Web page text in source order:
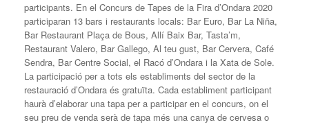
participants. En el Concurs de Tapes de la Fira d’Ondara 2020
participaran 13 bars i restaurants locals: Bar Euro, Bar La Niña,
Bar Restaurant Plaça de Bous, Allí Baix Bar, Tasta’m,
Restaurant Valero, Bar Gallego, Al teu gust, Bar Cervera, Café
Sendra, Bar Centre Social, el Racó d’Ondara i la Xata de Sole.
La participació per a tots els establiments del sector de la
restauració d’Ondara és gratuïta. Cada establiment participant
haurà d’elaborar una tapa per a participar en el concurs, on el
seu preu de venda serà de tapa més una canya de cervesa o